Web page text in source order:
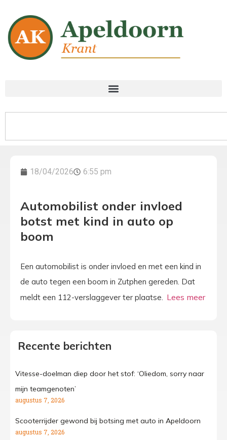
18/04/2026 6:55 pm
Automobilist onder invloed
botst met kind in auto op
boom
Een automobilist is onder invloed en met een kind in
de auto tegen een boom in Zutphen gereden. Dat
meldt een 112-verslaggever ter plaatse.
Recente berichten
Vitesse-doelman diep door het stof: ‘Oliedom, sorry naar
mijn teamgenoten’
augustus 7, 2026
Scooterrijder gewond bij botsing met auto in Apeldoorn
augustus 7, 2026